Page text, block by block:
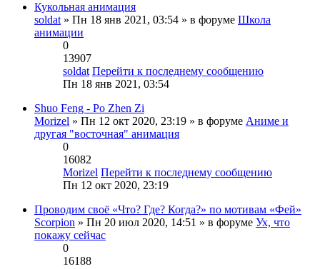
Кукольная анимация
soldat » Пн 18 янв 2021, 03:54 » в форуме Школа
анимации
0
13907
soldat Перейти к последнему сообщению
Пн 18 янв 2021, 03:54
Shuo Feng - Po Zhen Zi
Morizel » Пн 12 окт 2020, 23:19 » в форуме Аниме и
другая "восточная" анимация
0
16082
Morizel Перейти к последнему сообщению
Пн 12 окт 2020, 23:19
Проводим своё «Что? Где? Когда?» по мотивам «Фей»
Scorpion » Пн 20 июл 2020, 14:51 » в форуме Ух, что
покажу сейчас
0
16188